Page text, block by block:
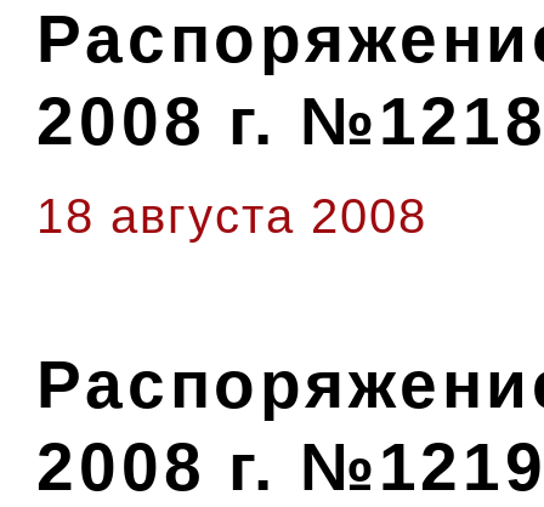
2008 г.
18 августа 2008
2008 г.